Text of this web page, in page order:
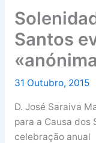
Santos
31 Outubro, 2015
D. José Saraiva
para a Causa dos
celebração anual